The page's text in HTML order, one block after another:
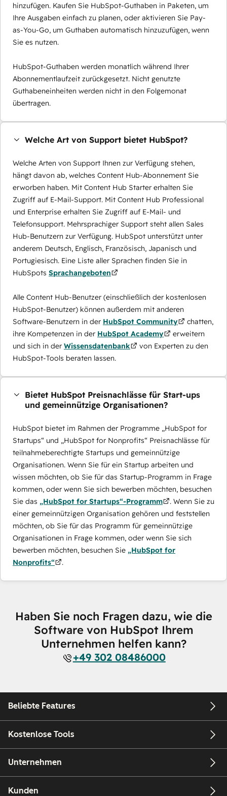
hinzufügen. Kaufen Sie HubSpot-Guthaben in Paketen, um
Ihre Ausgaben einfach zu planen, oder aktivieren Sie Pay-
as-You-Go, um Guthaben automatisch hinzuzufügen, wenn
Sie es nutzen.
HubSpot-Guthaben werden monatlich während Ihrer
Abonnementlaufzeit zurückgesetzt. Nicht genutzte
Guthabeneinheiten werden nicht in den Folgemonat
übertragen.
Welche Art von Support bietet HubSpot?
Welche Arten von Support Ihnen zur Verfügung stehen,
hängt davon ab, welches Content Hub-Abonnement Sie
erworben haben. Mit Content Hub Starter erhalten Sie
Zugriff auf E-Mail-Support. Mit Content Hub Professional
und Enterprise erhalten Sie Zugriff auf E-Mail- und
Telefonsupport. Mehrsprachiger Support steht allen Sales
Hub-Benutzern zur Verfügung. HubSpot unterstützt unter
anderem Deutsch, Englisch, Französisch, Japanisch und
Portugiesisch. Eine Liste aller Sprachen finden Sie in
HubSpots Sprachangeboten
Alle Content Hub-Benutzer (einschließlich der kostenlosen
HubSpot-Benutzer) können außerdem mit anderen
Software-Benutzern in der HubSpot Community
chatten,
ihre Kompetenzen in der HubSpot Academy
erweitern
und sich in der Wissensdatenbank
von Experten zu den
HubSpot-Tools beraten lassen.
Bietet HubSpot Preisnachlässe für Start-ups
und gemeinnützige Organisationen?
HubSpot bietet im Rahmen der Programme „HubSpot for
Startups“ und „HubSpot for Nonprofits“ Preisnachlässe für
teilnahmeberechtigte Startups und gemeinnützige
Organisationen. Wenn Sie für ein Startup arbeiten und
wissen möchten, ob Sie für das Startup-Programm in Frage
kommen, oder wenn Sie sich bewerben möchten, besuchen
Sie das „HubSpot for Startups“-Programm
. Wenn Sie zu
einer gemeinnützigen Organisation gehören und feststellen
möchten, ob Sie für das Programm für gemeinnützige
Organisationen in Frage kommen, oder wenn Sie sich
bewerben möchten, besuchen Sie „HubSpot for
Nonprofits“
.
Haben Sie noch Fragen dazu, wie die
Software von HubSpot Ihrem
Unternehmen helfen kann?
+49 302 08486000
Beliebte Features
Kostenlose Tools
Unternehmen
Kunden